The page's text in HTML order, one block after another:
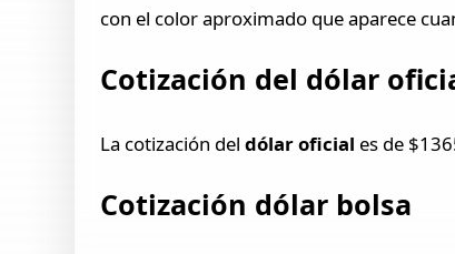
con el color aproximado que aparece
Cotización del dólar
La cotización deldólar oficial es de
Cotización dólar bolsa